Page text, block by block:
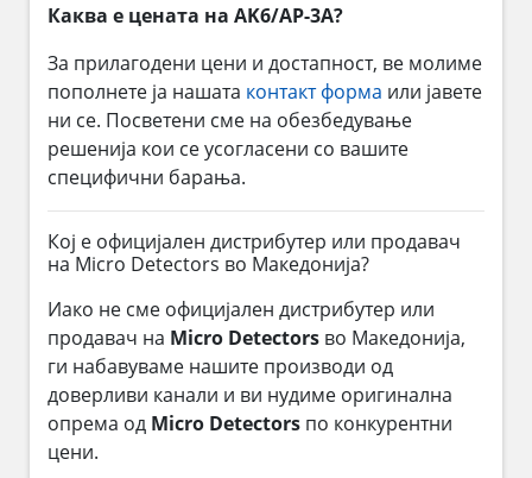
Каква е цената на AK6/AP-3A?
За прилагодени цени и достапност, ве молиме
пополнете ја нашата контакт форма или јавете
ни се. Посветени сме на обезбедување
решенија кои се усогласени со вашите
специфични барања.
Кој е официјален дистрибутер или продавач
на Micro Detectors во Македонија?
Иако не сме официјален дистрибутер или
продавач на Micro Detectors во Македонија,
ги набавуваме нашите производи од
доверливи канали и ви нудиме оригинална
опрема од Micro Detectors по конкурентни
цени.